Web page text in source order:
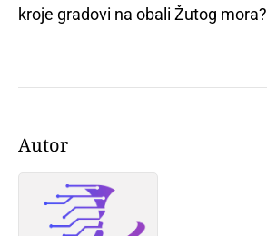
kroje gradovi na obali Žutog mora?
Autor